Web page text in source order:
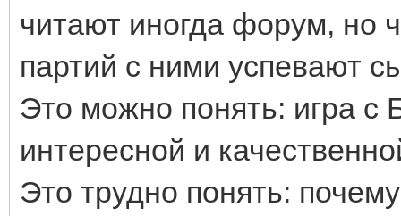
читают иногда форум, но
партий с ними успевают
Это можно понять: игра с
интересной и
Это трудно понять: